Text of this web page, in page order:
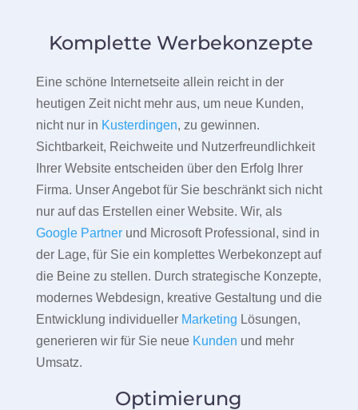
Komplette Werbekonzepte
Eine schöne Internetseite allein reicht in der
heutigen Zeit nicht mehr aus, um neue Kunden,
nicht nur in Kusterdingen, zu gewinnen.
Sichtbarkeit, Reichweite und Nutzerfreundlichkeit
Ihrer Website entscheiden über den Erfolg Ihrer
Firma. Unser Angebot für Sie beschränkt sich nicht
nur auf das Erstellen einer Website. Wir, als
Google Partnerund Microsoft Professional, sind in
der Lage, für Sie ein komplettes Werbekonzept auf
die Beine zu stellen. Durch strategische Konzepte,
modernes Webdesign, kreative Gestaltung und die
Entwicklung individueller Marketing Lösungen,
generieren wir für Sie neue Kunden und mehr
Umsatz.
Optimierung